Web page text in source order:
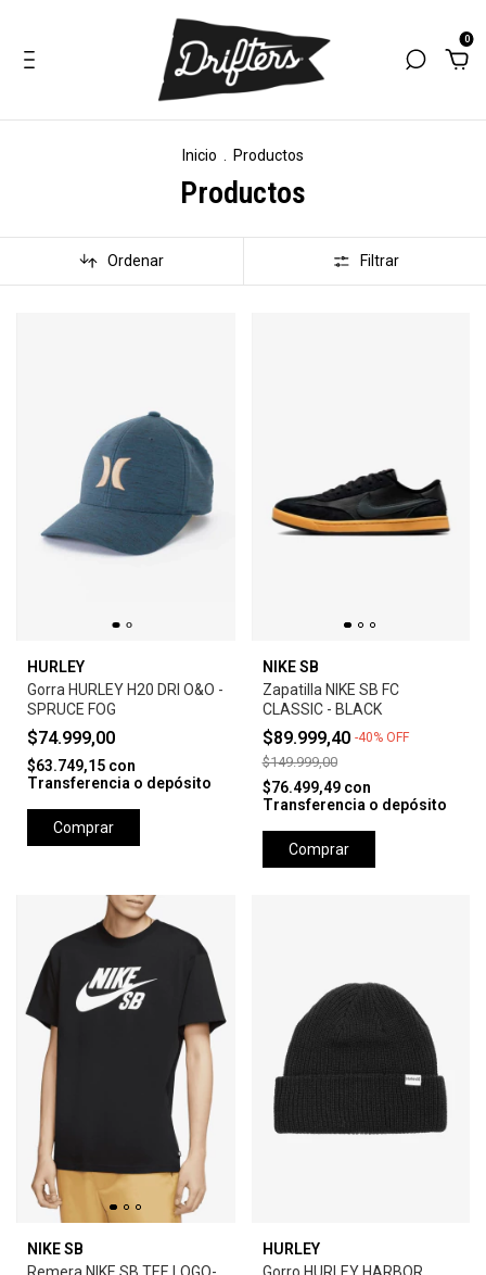
0
Inicio Productos
Productos
Ordenar Filtrar
HURLEY
Gorra HURLEY H20 DRI O&O -
SPRUCE FOG
$74.999,00
$63.749,15 con
Transferencia o depósito
Comprar
NIKE SB
Zapatilla NIKE SB FC
CLASSIC - BLACK
$89.999,40 -40% OFF
$149.999,00
$76.499,49 con
Transferencia o depósito
Comprar
NIKE SB
HURLEY